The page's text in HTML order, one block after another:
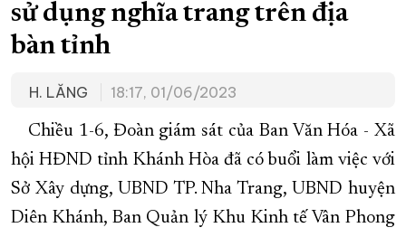
CHUNG TAY CẢI CÁCH HÀNH CHÍNH
XÂY DỰNG NÔNG THÔN MỚI
KỶ NIỆM 370 NĂM XÂY DỰNG VÀ PHÁT TRIỂN TỈNH KHÁNH HÒA
KHOẢNH KHẮC ĐẸP XỨ TRẦM
XÂY DỰNG KHÁNH HÒA TRỞ THÀNH THÀNH PHỐ TRỰC THUỘC
ĐẠI HỘI ĐẢNG CÁC CẤP TRANG CHỦ VỀ BÁO KHÁNH HÒA
sử dụng nghĩa trang trên địa
bàn tỉnh
H. LĂNG 18:17, 01/06/2023
Chiều 1-6, Đoàn giám sát của Ban Văn Hóa - Xã
hội HĐND tỉnh Khánh Hòa đã có buổi làm việc với
Sở Xây dựng, UBND TP. Nha Trang, UBND huyện
Diên Khánh, Ban Quản lý Khu Kinh tế Vân Phong